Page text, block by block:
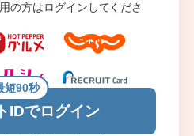
の方はログインしてくださ
IDでログイン
短90秒